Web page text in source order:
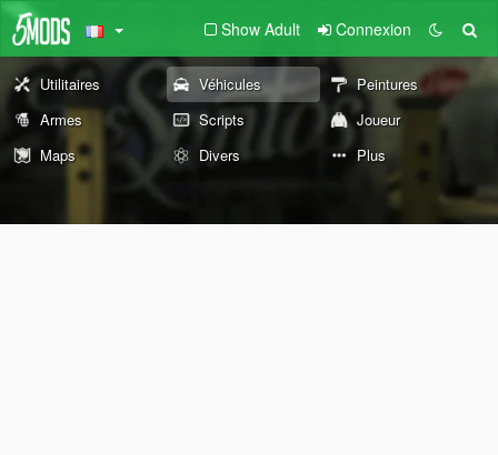
Show Adult Connexion
Utilitaires Véhicules
Peintures
Armes
Scripts
Joueur
Maps
Divers Plus